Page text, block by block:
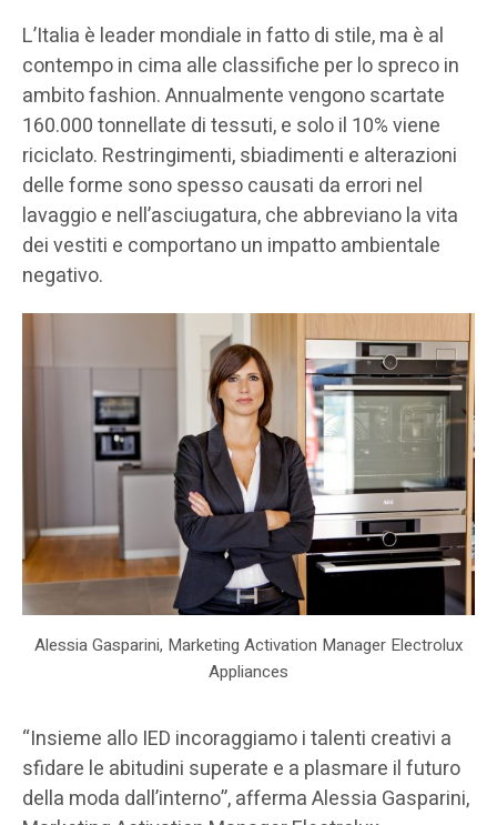
L’Italia è leader mondiale in fatto di stile, ma è al
contempo in cima alle classifiche per lo spreco in
ambito fashion. Annualmente vengono scartate
160.000 tonnellate di tessuti, e solo il 10% viene
riciclato. Restringimenti, sbiadimenti e alterazioni
delle forme sono spesso causati da errori nel
lavaggio e nell’asciugatura, che abbreviano la vita
dei vestiti e comportano un impatto ambientale
negativo.
Alessia Gasparini, Marketing Activation Manager Electrolux
Appliances
“Insieme allo IED incoraggiamo i talenti creativi a
sfidare le abitudini superate e a plasmare il futuro
della moda dall’interno”, afferma Alessia Gasparini,